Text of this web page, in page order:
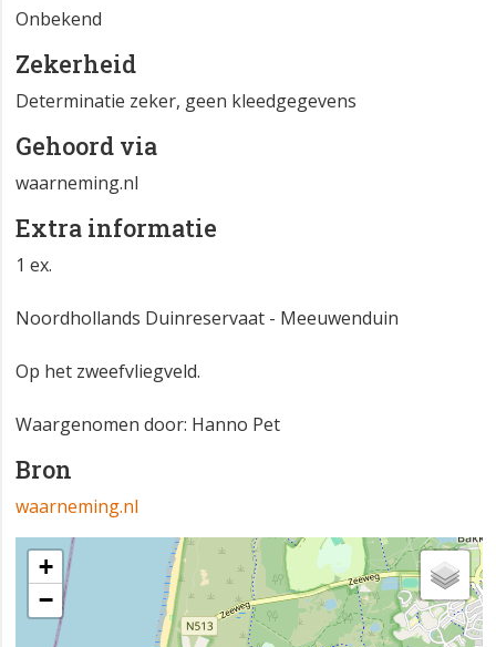
Onbekend
Zekerheid
Determinatie zeker, geen kleedgegevens
Gehoord via
waarneming.nl
Extra informatie
1 ex.
Noordhollands Duinreservaat - Meeuwenduin
Op het zweefvliegveld.
Waargenomen door: Hanno Pet
Bron
waarneming.nl
+
−